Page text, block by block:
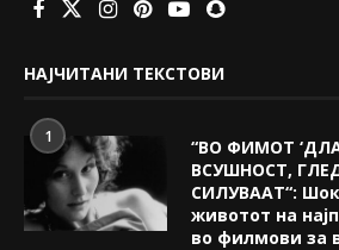
НАЈЧИТАНИ ТЕКСТОВИ
1
“ВО ФИМОТ
ВСУШНОСТ,
СИЛУВААТ“:
животот на
во филмови за